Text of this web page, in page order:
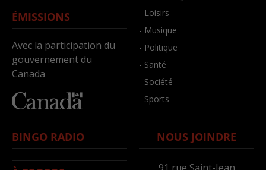
ÉMISSIONS
Avec la participation du
gouvernement du
Canada
- Loisirs
- Musique
- Politique
- Santé
- Société
- Sports
BINGO RADIO NOUS JOINDRE